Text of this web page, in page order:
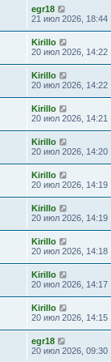
egr18
21 июл 2026, 18:44
Kirillo
20 июл 2026, 14:22
Kirillo
20 июл 2026, 14:22
Kirillo
20 июл 2026, 14:21
Kirillo
20 июл 2026, 14:20
Kirillo
20 июл 2026, 14:19
Kirillo
20 июл 2026, 14:19
Kirillo
20 июл 2026, 14:18
Kirillo
20 июл 2026, 14:17
Kirillo
20 июл 2026, 14:15
egr18
20 июл 2026, 09:30